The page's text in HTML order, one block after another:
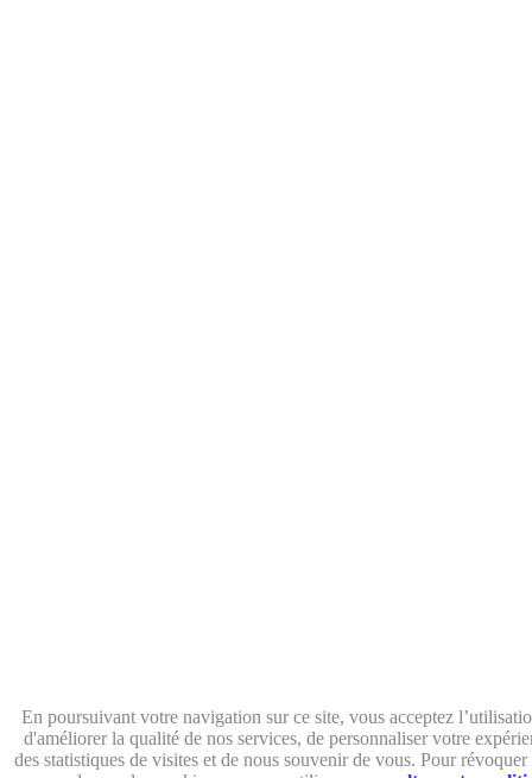
En poursuivant votre navigation sur ce site, vous acceptez
d'améliorer la qualité de nos services, de personnaliser votre
des statistiques de visites et de nous souvenir de vous. Pour